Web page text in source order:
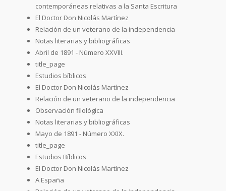
contemporáneas relativas a la Santa Escritura
El Doctor Don Nicolás Martínez
Relación de un veterano de la independencia
Notas literarias y bibliográficas
Abril de 1891 - Número XXVIII.
title_page
Estudios bíblicos
El Doctor Don Nicolás Martínez
Relación de un veterano de la independencia
Observación filológica
Notas literarias y bibliográficas
Mayo de 1891 - Número XXIX.
title_page
Estudios Bíblicos
El Doctor Don Nicolás Martínez
A España